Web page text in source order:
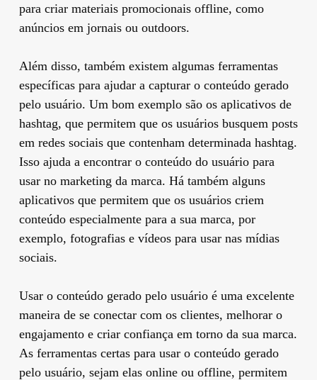
para criar materiais promocionais offline, como
anúncios em jornais ou outdoors.
Além disso, também existem algumas ferramentas
específicas para ajudar a capturar o conteúdo gerado
pelo usuário. Um bom exemplo são os aplicativos de
hashtag, que permitem que os usuários busquem posts
em redes sociais que contenham determinada hashtag.
Isso ajuda a encontrar o conteúdo do usuário para
usar no marketing da marca. Há também alguns
aplicativos que permitem que os usuários criem
conteúdo especialmente para a sua marca, por
exemplo, fotografias e vídeos para usar nas mídias
sociais.
Usar o conteúdo gerado pelo usuário é uma excelente
maneira de se conectar com os clientes, melhorar o
engajamento e criar confiança em torno da sua marca.
As ferramentas certas para usar o conteúdo gerado
pelo usuário, sejam elas online ou offline, permitem